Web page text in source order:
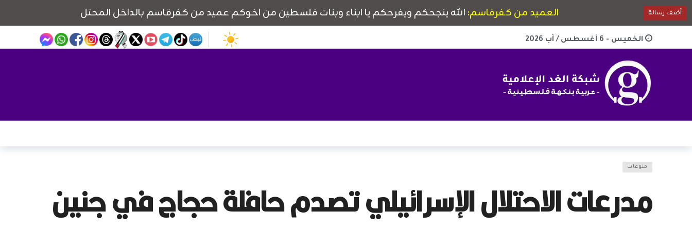
الخميس - 6 أغسطس / آب 2026
منوعات
مدرعات الاحتلال الإسرائيلي تصدم حافلة حجاج في جنين